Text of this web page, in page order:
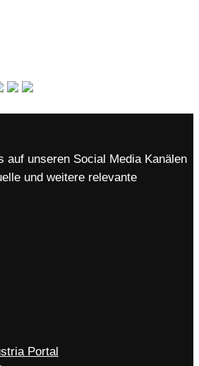
auf unseren Social Media Kanälen
und weitere relevante
Portal